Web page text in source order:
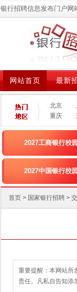
银行招聘信息发布门户网
网站首页 最新
北京
重庆
2027工商银行校
2027中国银行校
首页 > 国家银行招聘 >
重要提醒：本网站所
责任。凡私自告知添